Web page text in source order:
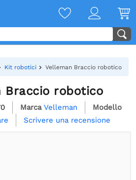
Kit robotici Velleman Braccio robotico
Braccio robotico
Marca Velleman
Modello
Scrivere una recensione